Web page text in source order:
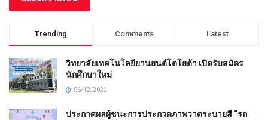
Trending Comments Latest
วิทยาลัยเทคโนโลยียานยนต์โตโยต้า เปิดรับสมัคร
นักศึกษาใหม่
06/12/2022
ประกาศผลผู้ชนะการประกวดภาพวาดระบายสี “รถ